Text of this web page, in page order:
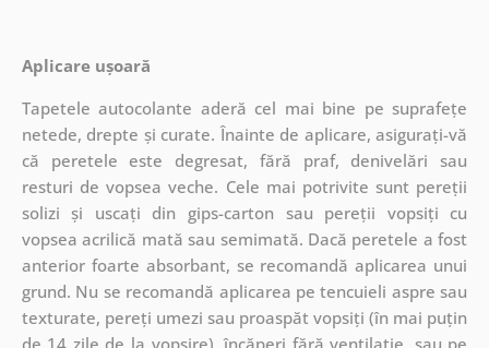
Aplicare ușoară
Tapetele autocolante aderă cel mai bine pe suprafețe
netede, drepte și curate. Înainte de aplicare, asigurați-vă
că peretele este degresat, fără praf, denivelări sau
resturi de vopsea veche. Cele mai potrivite sunt pereții
solizi și uscați din gips-carton sau pereții vopsiți cu
vopsea acrilică mată sau semimată. Dacă peretele a fost
anterior foarte absorbant, se recomandă aplicarea unui
grund. Nu se recomandă aplicarea pe tencuieli aspre sau
texturate, pereți umezi sau proaspăt vopsiți (în mai puțin
de 14 zile de la vopsire), încăperi fără ventilație, sau pe